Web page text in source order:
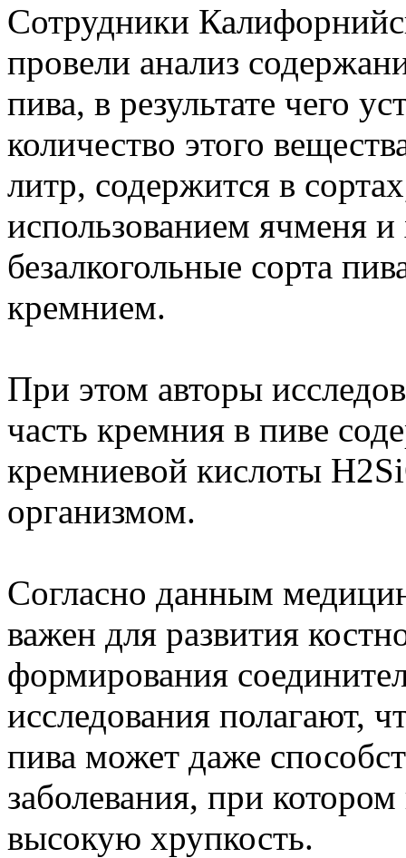
Сотрудники
провели анализ
пива, в результате чего
количество этого
литр, содержится в
использованием ячменя и
безалкогольные сорта
кремнием.
При этом авторы
часть кремния в пиве
кремниевой кислоты
организмом.
Согласно данным
важен для развития
формирования
исследования полагают,
пива может даже
заболевания, при
высокую хрупкость.